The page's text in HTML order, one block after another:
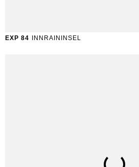
EXP 84 INNRAININSEL